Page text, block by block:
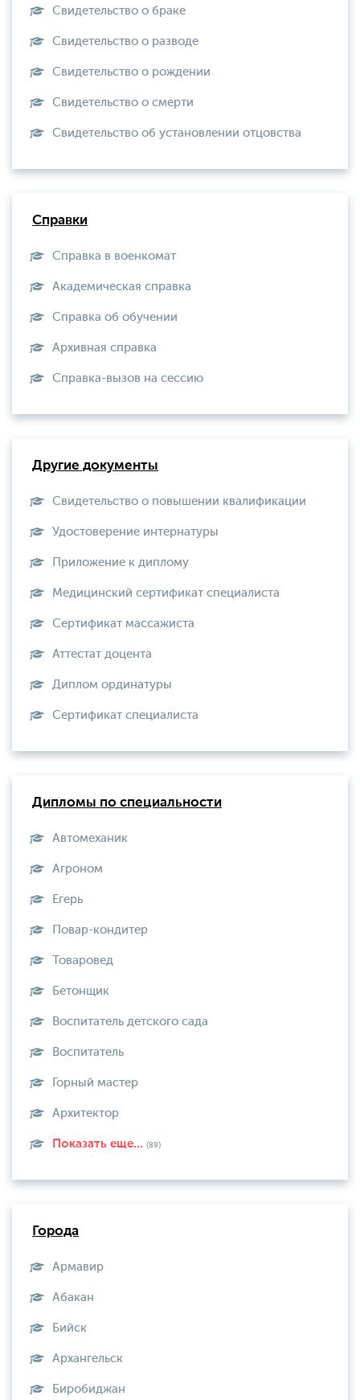
Свидетельство о браке
Свидетельство о разводе
Свидетельство о рождении
Свидетельство о смерти
Свидетельство об установлении отцовства
Справки
Справка в военкомат
Академическая справка
Справка об обучении
Архивная справка
Справка-вызов на сессию
Другие документы
Свидетельство о повышении квалификации
Удостоверение интернатуры
Приложение к диплому
Медицинский сертификат специалиста
Сертификат массажиста
Аттестат доцента
Диплом ординатуры
Сертификат специалиста
Дипломы по специальности
Автомеханик
Агроном
Егерь
Повар-кондитер
Товаровед
Бетонщик
Воспитатель детского сада
Воспитатель
Горный мастер
Архитектор
Показать еще... (89)
Города
Армавир
Абакан
Бийск
Архангельск
Биробиджан